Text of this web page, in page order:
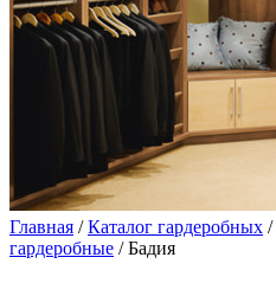
Главная /Каталог гардеробных /
гардеробные / Бадия